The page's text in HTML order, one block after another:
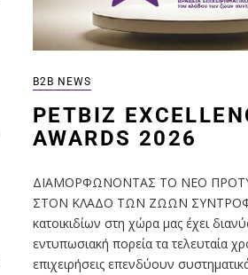
B2B NEWS
PETΒIZ
AWARDS 2026
ΔΙΑΜΟΡΦΩΝΟΝΤΑΣ ΤΟ ΝΕΟ
ΣΤΟΝ ΚΛΑΔΟ ΤΩΝ ΖΩΩΝ
κατοικιδίων στη χώρα μας έχει
εντυπωσιακή πορεία τα τελευταία
επιχειρήσεις επενδύουν